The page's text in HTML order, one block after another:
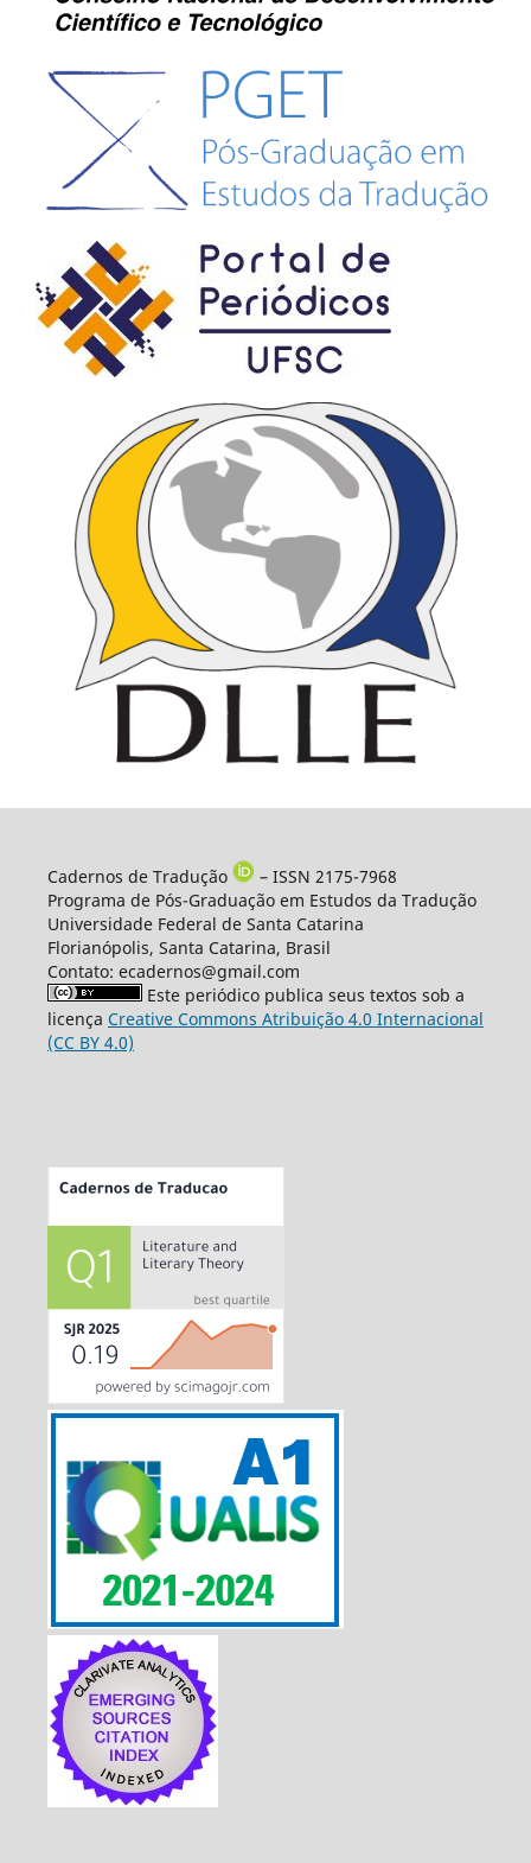
Cadernos de Tradução
– ISSN 2175-7968
Programa de Pós-Graduação em Estudos da Tradução
Universidade Federal de Santa Catarina
Florianópolis, Santa Catarina, Brasil
Contato: ecadernos@gmail.com
Este periódico publica seus textos sob a
licença Creative Commons Atribuição 4.0 Internacional
(CC BY 4.0)